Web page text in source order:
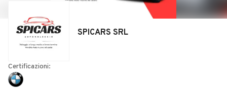
Noleggio a lungo termine
Auto d'epoca
Camper
SPICARS SRL
Certificazioni: